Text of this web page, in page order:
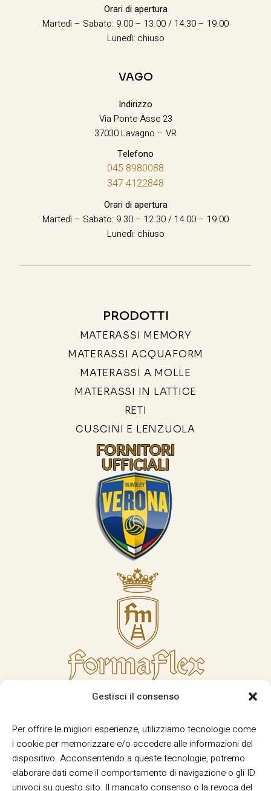
Gestisci il consenso
Per offrire le migliori esperienze, utilizziamo tecnologie come
i cookie per memorizzare e/o accedere alle informazioni del
dispositivo. Acconsentendo a queste tecnologie, potremo
elaborare dati come il comportamento di navigazione o gli ID
univoci su questo sito. Il mancato consenso o la revoca del
Orari di apertura
Martedì – Sabato: 9.00 – 13.00 / 14.30 – 19.00
Lunedì: chiuso
VAGO
Indirizzo
Via Ponte Asse 23
37030 Lavagno – VR
Telefono
045 8980088
347 4122848
Orari di apertura
Martedì – Sabato: 9.30 – 12.30 / 14.00 – 19.00
Lunedì: chiuso
PRODOTTI
MATERASSI MEMORY
MATERASSI ACQUAFORM
MATERASSI A MOLLE
MATERASSI IN LATTICE
RETI
CUSCINI E LENZUOLA